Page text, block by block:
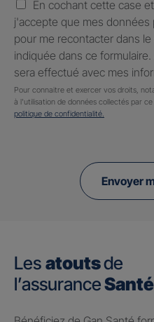
En cochant cette case
j'accepte que mes
pour me recontacter dans
indiquée dans ce
sera effectué avec mes
Pour connaitre et exercer vos droits,
à l'utilisation de données collectés par
politique de confidentialité.
Envoyer
Les atoutsde
l’assurance